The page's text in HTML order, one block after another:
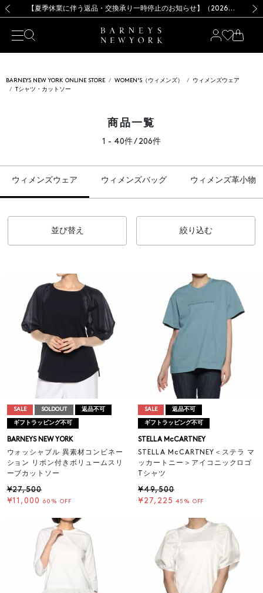
新規登録のお客様も対象！＜MY BARNEYS＞会員のお客様は11,000円（税込）以上のお買上げで常時送料無料！お買い物の際は会員登録を！
【夏季休業に伴う出荷一時停止のお知らせ】(2026.8.7) 【オンラインストア カスタマーセンター夏季休業に関するお知らせ】（2026.8.7）【夏季休業に伴う返品・交換承り一時停止のお知らせ】（2026.8.5）
熊本県を中心とした地震の影響によるお荷物のお届けについて
【開催中】SUMMER SALEのご案内・ご注意事項 新規登録のお客様も対象！＜MY BARNEYS＞会員のお客様は11,000円（税込）以上のお買上げで常時送料無料！お買い物の際は会員登録を！
【夏季休業に伴う出荷一時停止のお知らせ】(2026.8.7)
BARNEYS NEW YORK ONLINE STORE WOMEN'S（ウィメンズ）
ウィメンズウェア
Tシャツ・カットソー
商品一覧
1 - 40件 / 206件
ウィメンズウェア ウィメンズバッグ ウィメンズ革小物
並び替え 絞り込む
SALE SOLDOUT 返品不可
ギフトラッピング不可
BARNEYS NEW YORK
ウォッシャブル 異素材コンビネー
ション リボン付きボリュームスリ
ーブカットソー
¥27,500
¥11,000
60% OFF
SALE 返品不可
ギフトラッピング不可
STELLA McCARTNEY
STELLA McCARTNEY＜ステラ マ
ッカートニー＞アイコニックロゴ
Tシャツ
¥49,500
¥27,225 45% OFF